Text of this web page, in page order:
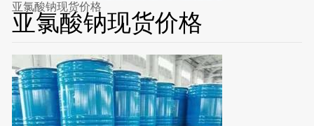
亚氯酸钠现货价格
亚氯酸钠现货价格